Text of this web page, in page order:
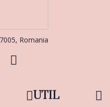
Romania
UTIL